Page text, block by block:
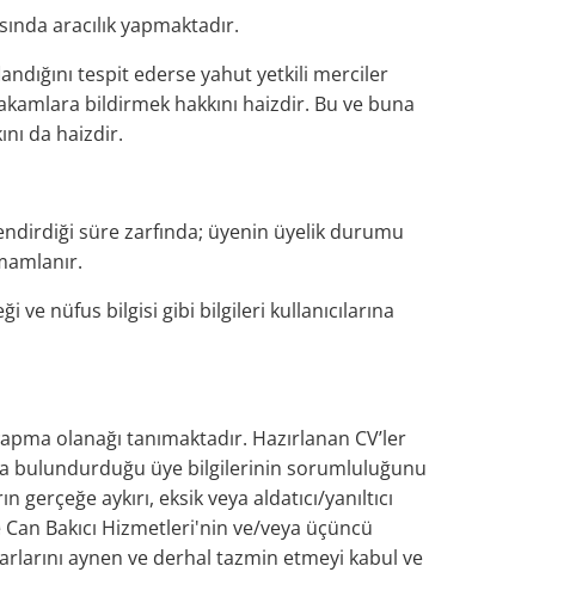
aracılık yapmaktadır.
tespit ederse yahut yetkili merciler
bildirmek hakkını haizdir. Bu ve buna
da haizdir.
süre zarfında; üyenin üyelik durumu
ve nüfus bilgisi gibi bilgileri kullanıcılarına
olanağı tanımaktadır. Hazırlanan CV’ler
bulundurduğu üye bilgilerinin sorumluluğunu
aykırı, eksik veya aldatıcı/yanıltıcı
Bakıcı Hizmetleri'nin ve/veya üçüncü
aynen ve derhal tazmin etmeyi kabul ve